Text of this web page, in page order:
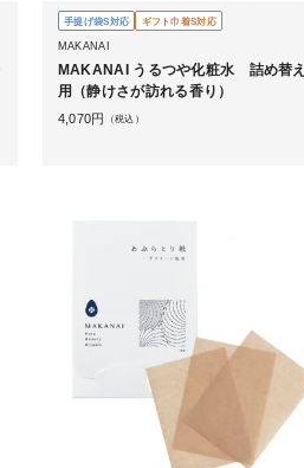
手提げ袋S対応 ギフト巾着S対応
MAKANAI
MAKANAI うるつや化粧水 詰め替え
用（静けさが訪れる香り）
4,070円 （税込）